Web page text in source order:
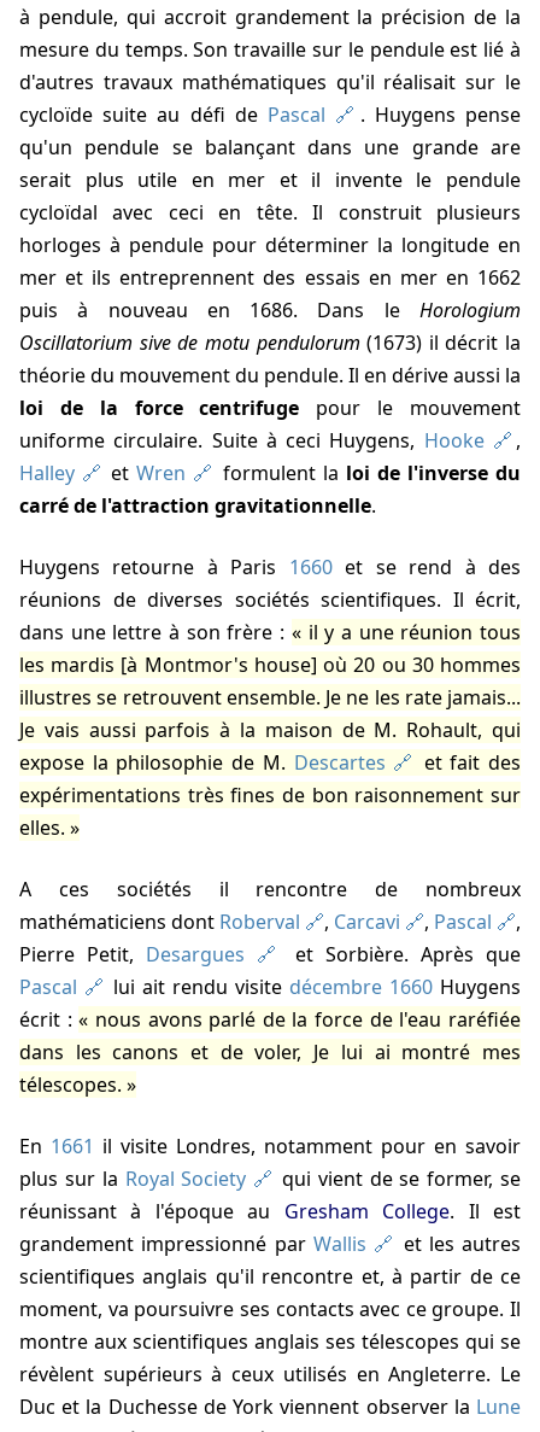
à pendule, qui accroit grandement la précision de la
mesure du temps. Son travaille sur le pendule est lié à
d'autres travaux mathématiques qu'il réalisait sur le
cycloïde suite au défi de Pascal
. Huygens pense
qu'un pendule se balançant dans une grande are
serait plus utile en mer et il invente le pendule
cycloïdal avec ceci en tête. Il construit plusieurs
horloges à pendule pour déterminer la longitude en
mer et ils entreprennent des essais en mer en 1662
puis à nouveau en 1686. Dans le Horologium
Oscillatorium sive de motu pendulorum (1673) il décrit la
théorie du mouvement du pendule. Il en dérive aussi la
loi de la force centrifuge pour le mouvement
uniforme circulaire. Suite à ceci Huygens, Hooke
,
Halley
etWren formulent la loi de l'inverse du
carré de l'attraction gravitationnelle.
Huygens retourne à Paris 1660et se rend à des
réunions de diverses sociétés scientifiques. Il écrit,
dans une lettre à son frère :
il y a une réunion tous
les mardis [à Montmor's house] où 20 ou 30 hommes
illustres se retrouvent ensemble. Je ne les rate jamais...
Je vais aussi parfois à la maison de M. Rohault, qui
expose la philosophie de M. Descartes
et fait des
expérimentations très fines de bon raisonnement sur
elles.
A ces sociétés il rencontre de nombreux
mathématiciens dont Roberval , Carcavi , Pascal
,
Pierre Petit, Desargues
et Sorbière. Après que
Pascal
lui ait rendu visite décembre 1660 Huygens
écrit :
nous avons parlé de la force de l'eau raréfiée
dans les canons et de voler, Je lui ai montré mes
télescopes.
En 1661 il visite Londres, notamment pour en savoir
plus sur la Royal Society
qui vient de se former, se
réunissant à l'époque au Gresham College. Il est
grandement impressionné par Wallis
et les autres
scientifiques anglais qu'il rencontre et, à partir de ce
moment, va poursuivre ses contacts avec ce groupe. Il
montre aux scientifiques anglais ses télescopes qui se
révèlent supérieurs à ceux utilisés en Angleterre. Le
Duc et la Duchesse de York viennent observer la Lune